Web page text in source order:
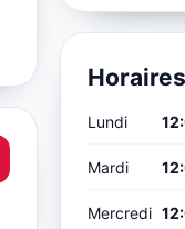
Horaires
Lundi
Mardi
Mercredi